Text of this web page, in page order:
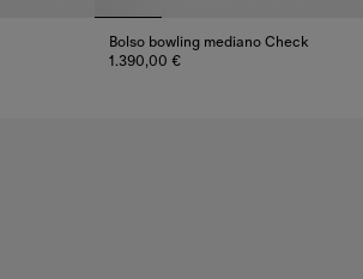
Bolso bowling mediano Check
1.390,00 €